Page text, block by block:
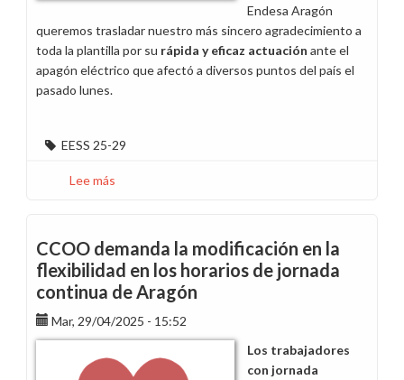
Endesa Aragón
queremos trasladar nuestro más sincero agradecimiento a
toda la plantilla por su rápida y eficaz actuación ante el
apagón eléctrico que afectó a diversos puntos del país el
pasado lunes.
EESS 25-29
Lee más
deber
/
CCOO
gana
las
elecciones
CCOO demanda la modificación en la
flexibilidad en los horarios de jornada
continua de Aragón
Mar, 29/04/2025 - 15:52
Los trabajadores
con jornada